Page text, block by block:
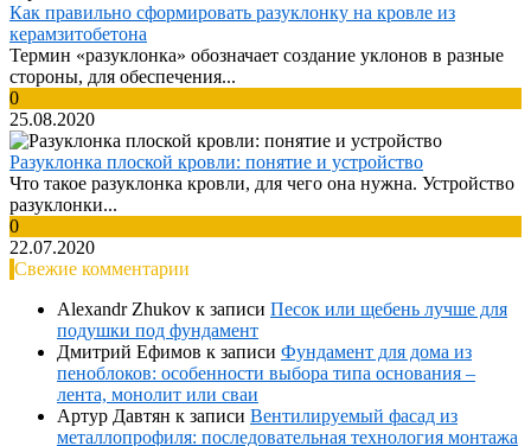
Как правильно сформировать разуклонку на кровле из
керамзитобетона
Термин «разуклонка» обозначает создание уклонов в разные
стороны, для обеспечения...
0
25.08.2020
Разуклонка плоской кровли: понятие и устройство
Что такое разуклонка кровли, для чего она нужна. Устройство
разуклонки...
0
22.07.2020
Свежие комментарии
Alexandr Zhukov к записи Песок или щебень лучше для
подушки под фундамент
Дмитрий Ефимов к записи Фундамент для дома из
пеноблоков: особенности выбора типа основания –
лента, монолит или сваи
Артур Давтян к записи Вентилируемый фасад из
металлопрофиля: последовательная технология монтажа